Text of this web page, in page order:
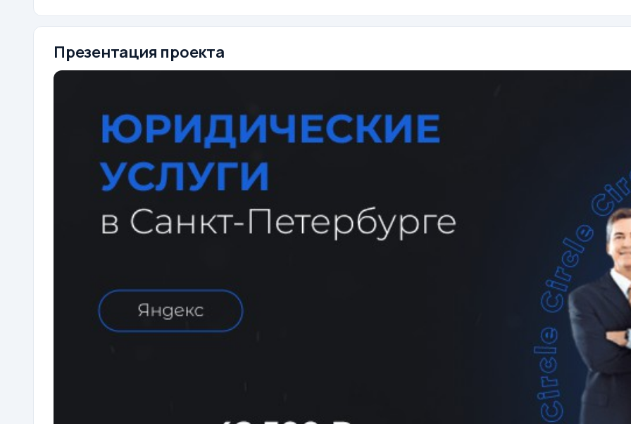
Презентация проекта